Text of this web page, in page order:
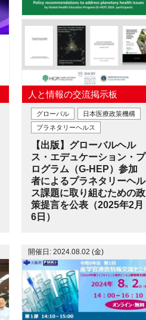
人と情報の交流掲示板
グローバル
日本医療政策機構
プラネタリーヘルス
【出版】グローバルヘル
ス・エデュケーション・プ
ログラム（G-HEP）参加
者によるプラネタリーヘル
ス課題に取り組むための政
策提言を公表（2025年2月
6日）
開催日: 2024.08.02 (金)